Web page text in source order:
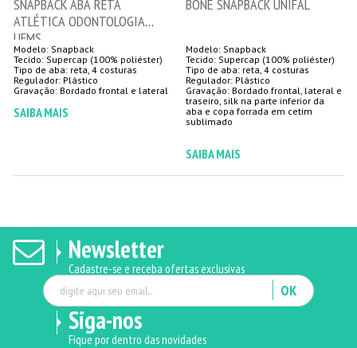
SNAPBACK ABA RETA
ATLÉTICA ODONTOLOGIA
UFMS
Modelo: Snapback
Tecido: Supercap (100% poliéster)
Tipo de aba: reta, 4 costuras
Regulador: Plástico
Gravação: Bordado frontal e lateral
SAIBA MAIS
BONÉ SNAPBACK UNIFAL
Modelo: Snapback
Tecido: Supercap (100% poliéster)
Tipo de aba: reta, 4 costuras
Regulador: Plástico
Gravação: Bordado frontal, lateral e
traseiro, silk na parte inferior da
aba e copa forrada em cetim
sublimado
SAIBA MAIS
Newsletter
Cadastre-se e receba ofertas exclusivas
OK
Siga-nos
Fique por dentro das novidades